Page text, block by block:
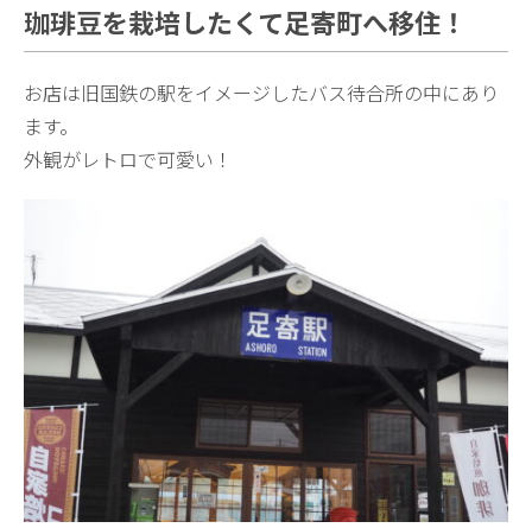
珈琲豆を栽培したくて足寄町へ移住！
お店は旧国鉄の駅をイメージしたバス待合所の中にあり
ます。
外観がレトロで可愛い！